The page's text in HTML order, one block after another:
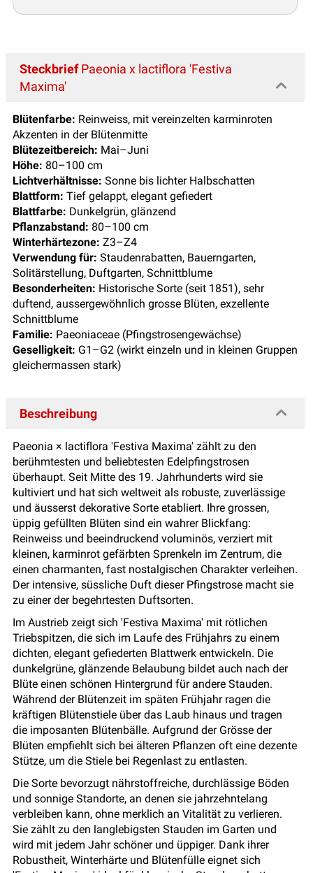
SteckbriefPaeonia x lactiflora 'Festiva
Maxima'
Blütenfarbe: Reinweiss, mit vereinzelten karminroten
Akzenten in der Blütenmitte
Blütezeitbereich: Mai–Juni
Höhe: 80–100 cm
Lichtverhältnisse: Sonne bis lichter Halbschatten
Blattform: Tief gelappt, elegant gefiedert
Blattfarbe: Dunkelgrün, glänzend
Pflanzabstand: 80–100 cm
Winterhärtezone: Z3–Z4
Verwendung für: Staudenrabatten, Bauerngarten,
Solitärstellung, Duftgarten, Schnittblume
Besonderheiten: Historische Sorte (seit 1851), sehr
duftend, aussergewöhnlich grosse Blüten, exzellente
Schnittblume
Familie: Paeoniaceae (Pfingstrosengewächse)
Geselligkeit: G1–G2 (wirkt einzeln und in kleinen Gruppen
gleichermassen stark)
Beschreibung
Paeonia × lactiflora 'Festiva Maxima' zählt zu den
berühmtesten und beliebtesten Edelpfingstrosen
überhaupt. Seit Mitte des 19. Jahrhunderts wird sie
kultiviert und hat sich weltweit als robuste, zuverlässige
und äusserst dekorative Sorte etabliert. Ihre grossen,
üppig gefüllten Blüten sind ein wahrer Blickfang:
Reinweiss und beeindruckend voluminös, verziert mit
kleinen, karminrot gefärbten Sprenkeln im Zentrum, die
einen charmanten, fast nostalgischen Charakter verleihen.
Der intensive, süssliche Duft dieser Pfingstrose macht sie
zu einer der begehrtesten Duftsorten.
Im Austrieb zeigt sich 'Festiva Maxima' mit rötlichen
Triebspitzen, die sich im Laufe des Frühjahrs zu einem
dichten, elegant gefiederten Blattwerk entwickeln. Die
dunkelgrüne, glänzende Belaubung bildet auch nach der
Blüte einen schönen Hintergrund für andere Stauden.
Während der Blütenzeit im späten Frühjahr ragen die
kräftigen Blütenstiele über das Laub hinaus und tragen
die imposanten Blütenbälle. Aufgrund der Grösse der
Blüten empfiehlt sich bei älteren Pflanzen oft eine dezente
Stütze, um die Stiele bei Regenlast zu entlasten.
Die Sorte bevorzugt nährstoffreiche, durchlässige Böden
und sonnige Standorte, an denen sie jahrzehntelang
verbleiben kann, ohne merklich an Vitalität zu verlieren.
Sie zählt zu den langlebigsten Stauden im Garten und
wird mit jedem Jahr schöner und üppiger. Dank ihrer
Robustheit, Winterhärte und Blütenfülle eignet sich